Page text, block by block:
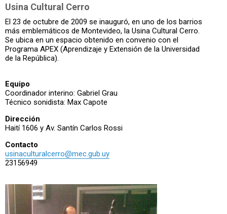
Usina Cultural Cerro
El 23 de octubre de 2009 se inauguró, en uno de los barrios
más emblemáticos de Montevideo, la Usina Cultural Cerro.
Se ubica en un espacio obtenido en convenio con el
Programa APEX (Aprendizaje y Extensión de la Universidad
de la República).
Equipo
Coordinador interino: Gabriel Grau
Técnico sonidista: Max Capote
Dirección
Haití 1606 y Av. Santín Carlos Rossi
Contacto
usinaculturalcerro@mec.gub.uy
23156949